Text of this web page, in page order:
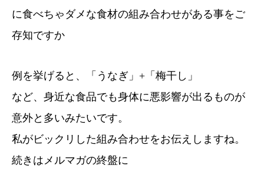
に食べちゃダメな食材の組み合わせがある事をご
存知ですか
例を挙げると、「うなぎ」+「梅干し」
など、身近な食品でも身体に悪影響が出るものが
意外と多いみたいです。
私がビックリした組み合わせをお伝えしますね。
続きはメルマガの終盤に